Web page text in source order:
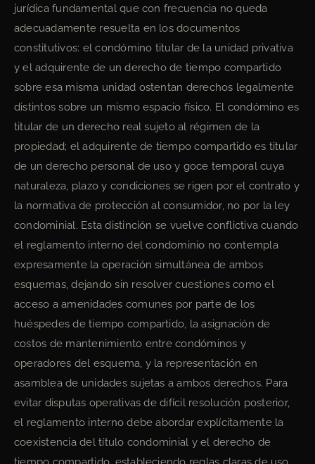
jurídica fundamental que con frecuencia no queda
adecuadamente resuelta en los documentos
constitutivos: el condómino titular de la unidad privativa
y el adquirente de un derecho de tiempo compartido
sobre esa misma unidad ostentan derechos legalmente
distintos sobre un mismo espacio físico. El condómino es
titular de un derecho real sujeto al régimen de la
propiedad; el adquirente de tiempo compartido es titular
de un derecho personal de uso y goce temporal cuya
naturaleza, plazo y condiciones se rigen por el contrato y
la normativa de protección al consumidor, no por la ley
condominial. Esta distinción se vuelve conflictiva cuando
el reglamento interno del condominio no contempla
expresamente la operación simultánea de ambos
esquemas, dejando sin resolver cuestiones como el
acceso a amenidades comunes por parte de los
huéspedes de tiempo compartido, la asignación de
costos de mantenimiento entre condóminos y
operadores del esquema, y la representación en
asamblea de unidades sujetas a ambos derechos. Para
evitar disputas operativas de difícil resolución posterior,
el reglamento interno debe abordar explícitamente la
coexistencia del título condominial y el derecho de